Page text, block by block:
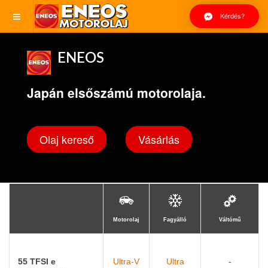
Kérdés?
ENEOS
Japán elsőszámú motorolaja.
Olaj kereső Vásárlás
Motorolaj Fagyálló Váltómű
55 TFSI e
Ultra-V
Ultra
-